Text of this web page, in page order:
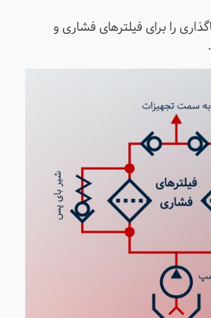
را برای فیلترهای فشاری و